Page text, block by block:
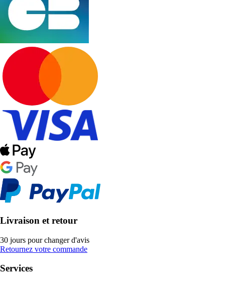
Livraison et retour
30 jours pour changer d'avis
Retournez votre commande
Services